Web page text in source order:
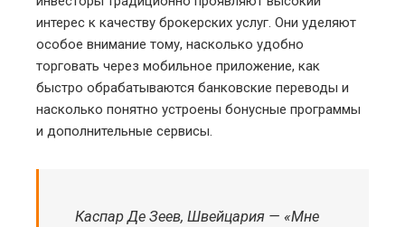
интерес к качеству брокерских услуг. Они уделяют
особое внимание тому, насколько удобно
торговать через мобильное приложение, как
быстро обрабатываются банковские переводы и
насколько понятно устроены бонусные программы
и дополнительные сервисы.
Каспар Де Зеев, Швейцария — «Мне